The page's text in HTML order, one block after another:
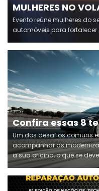
MULHERES NO
FORÇA NO
Evento reúne mulheres do
automóveis para fortalecer
Confira essas 8
automotivo
Um dos desafios comuns
acompanhar as
a sua oficina, o que se
mudam e avançam na